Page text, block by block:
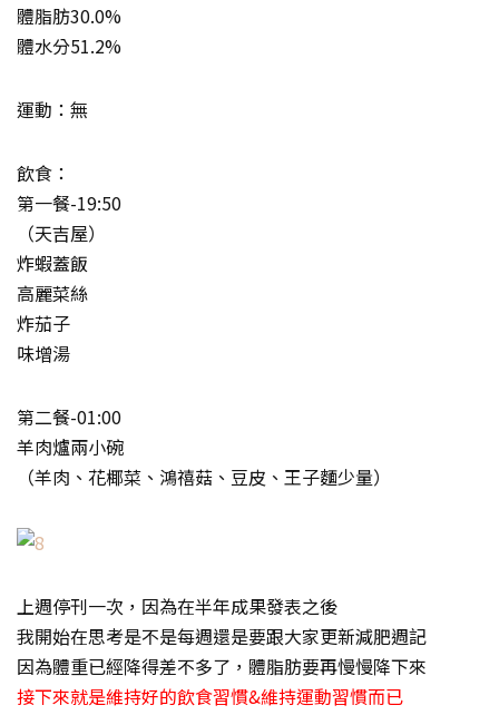
體脂肪30.0%
體水分51.2%
運動：無
飲食：
第一餐-19:50
（天吉屋）
炸蝦蓋飯
高麗菜絲
炸茄子
味增湯
第二餐-01:00
羊肉爐兩小碗
（羊肉、花椰菜、鴻禧菇、豆皮、王子麵少量）
上週停刊一次，因為在半年成果發表之後
我開始在思考是不是每週還是要跟大家更新減肥週記
因為體重已經降得差不多了，體脂肪要再慢慢降下來
接下來就是維持好的飲食習慣&維持運動習慣而已